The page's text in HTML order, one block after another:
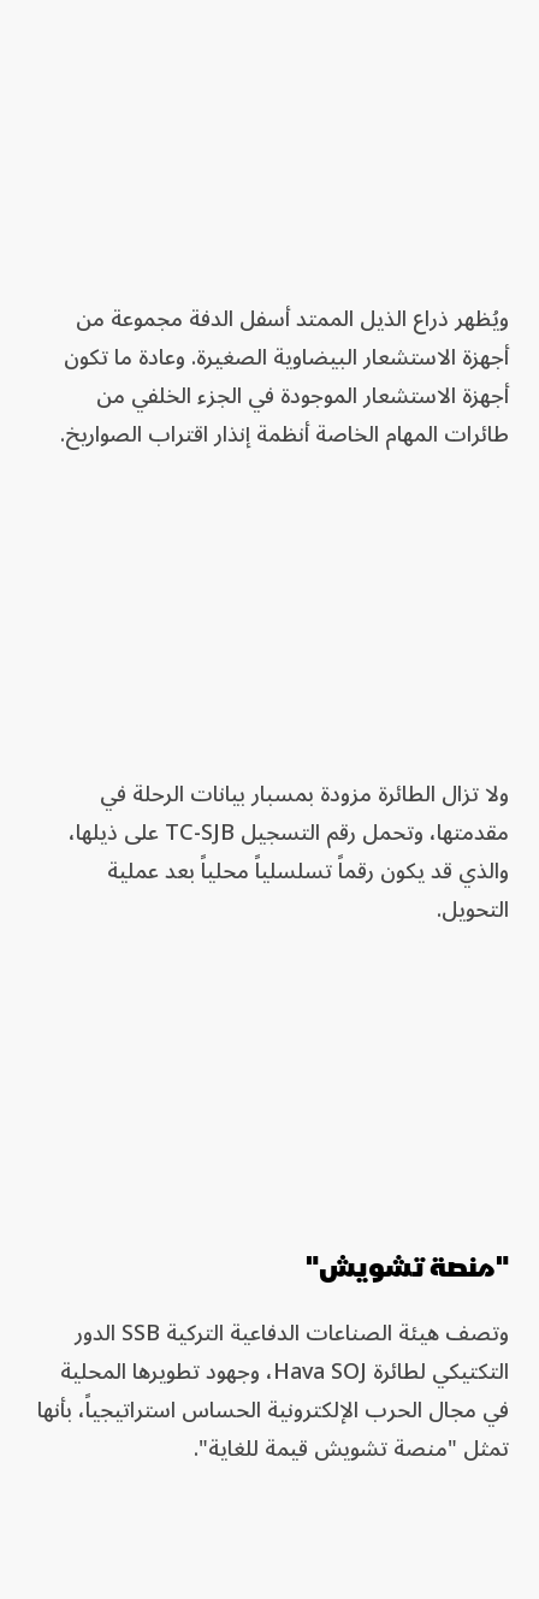
ويُظهر ذراع الذيل الممتد أسفل الدفة مجموعة من
أجهزة الاستشعار البيضاوية الصغيرة. وعادة ما تكون
أجهزة الاستشعار الموجودة في الجزء الخلفي من
طائرات المهام الخاصة أنظمة إنذار اقتراب الصواريخ.
ولا تزال الطائرة مزودة بمسبار بيانات الرحلة في
مقدمتها، وتحمل رقم التسجيل TC-SJB على ذيلها،
والذي قد يكون رقماً تسلسلياً محلياً بعد عملية
التحويل.
"منصة تشويش"
وتصف هيئة الصناعات الدفاعية التركية SSB الدور
التكتيكي لطائرة Hava SOJ، وجهود تطويرها المحلية
في مجال الحرب الإلكترونية الحساس استراتيجياً، بأنها
تمثل "منصة تشويش قيمة للغاية".